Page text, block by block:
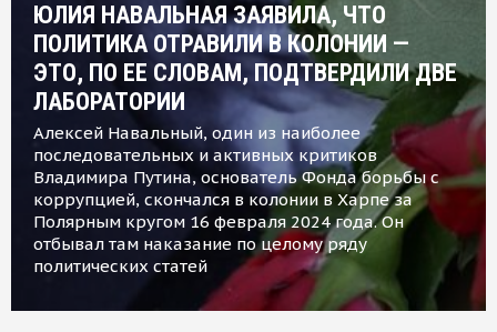
ЮЛИЯ НАВАЛЬНАЯ ЗАЯВИЛА, ЧТО
ПОЛИТИКА ОТРАВИЛИ В КОЛОНИИ —
ЭТО, ПО ЕЕ СЛОВАМ, ПОДТВЕРДИЛИ ДВЕ
ЛАБОРАТОРИИ
Алексей Навальный, один из наиболее
последовательных и активных критиков
Владимира Путина, основатель Фонда борьбы с
коррупцией, скончался в колонии в Харпе за
Полярным кругом 16 февраля 2024 года. Он
отбывал там наказание по целому ряду
политических статей